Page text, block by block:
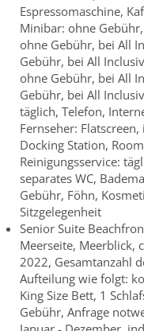
Espressomaschine,
Minibar: ohne
ohne Gebühr, bei All
Gebühr, bei All
ohne Gebühr, bei All
Gebühr, bei All
täglich, Telefon,
Fernseher:
Docking Station,
Reinigungsservice:
separates WC,
Gebühr, Föhn,
Sitzgelegenheit
Senior Suite
Meerseite, Meerblick,
2022, Gesamtanzahl
Aufteilung wie folgt:
King Size Bett, 1
Gebühr, Anfrage